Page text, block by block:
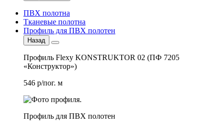
ПВХ полотна
Тканевые полотна
Профиль для ПВХ полотен
Назад
Профиль Flexy KONSTRUKTOR 02 (ПФ 7205
«Конструктор»)
546 р/пог. м
Профиль для ПВХ полотен